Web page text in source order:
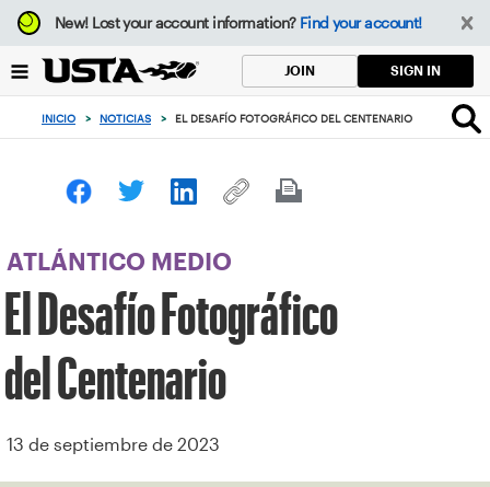
Enfoque
desde
botón
volver
principio
New!Lost your account information? Find your account!
JOIN SIGN IN
INICIO > NOTICIAS > EL DESAFÍO FOTOGRÁFICO DEL CENTENARIO
ATLÁNTICO MEDIO
El Desafío Fotográfico
del Centenario
13 de septiembre de 2023